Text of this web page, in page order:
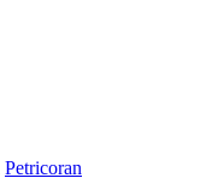
Petricoran